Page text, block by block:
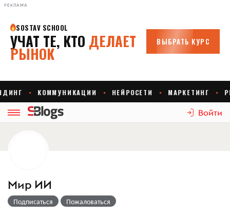
РЕКЛАМА
Войти
Мир ИИ
Подписаться Пожаловаться